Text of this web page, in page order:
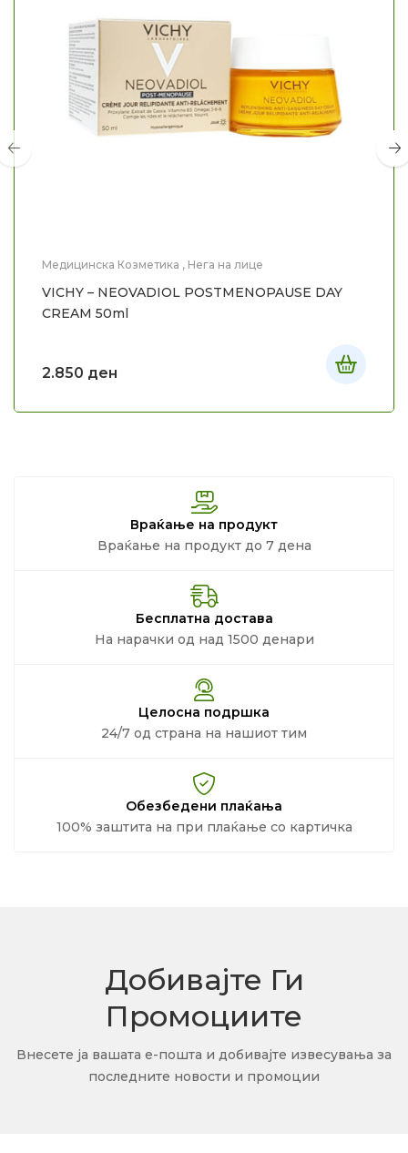
Медицинска Козметика , Нега на лице
VICHY – NEOVADIOL POSTMENOPAUSE DAY
CREAM 50ml
2.850 ден
Враќање на продукт
Враќање на продукт до 7 дена
Бесплатна достава
На нарачки од над 1500 денари
Целосна подршка
24/7 од страна на нашиот тим
Обезбедени плаќања
100% заштита на при плаќање со картичка
Добивајте Ги
Промоциите
Внесете ја вашата е-пошта и добивајте извесувања за
последните новости и промоции